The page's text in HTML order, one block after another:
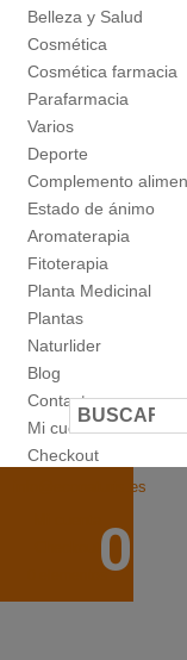
info@econaturis.es
Belleza y Salud
Cosmética
Cosmética farmacia
Parafarmacia
Varios
Deporte
Complemento
Estado de ánimo
Aromaterapia
Fitoterapia
Planta Medicinal
Plantas
Naturlider
Blog
Contacto
Mi cuenta
Checkout